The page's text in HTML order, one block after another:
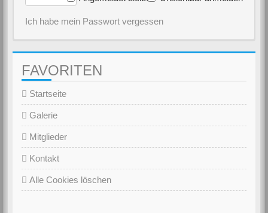
Ich habe mein Passwort vergessen
FAVORITEN
Startseite
Galerie
Mitglieder
Kontakt
Alle Cookies löschen